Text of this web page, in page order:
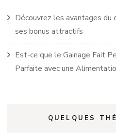
Découvrez les avantages du
ses bonus attractifs
Est-ce que le Gainage Fait
Parfaite avec une
QUELQUES